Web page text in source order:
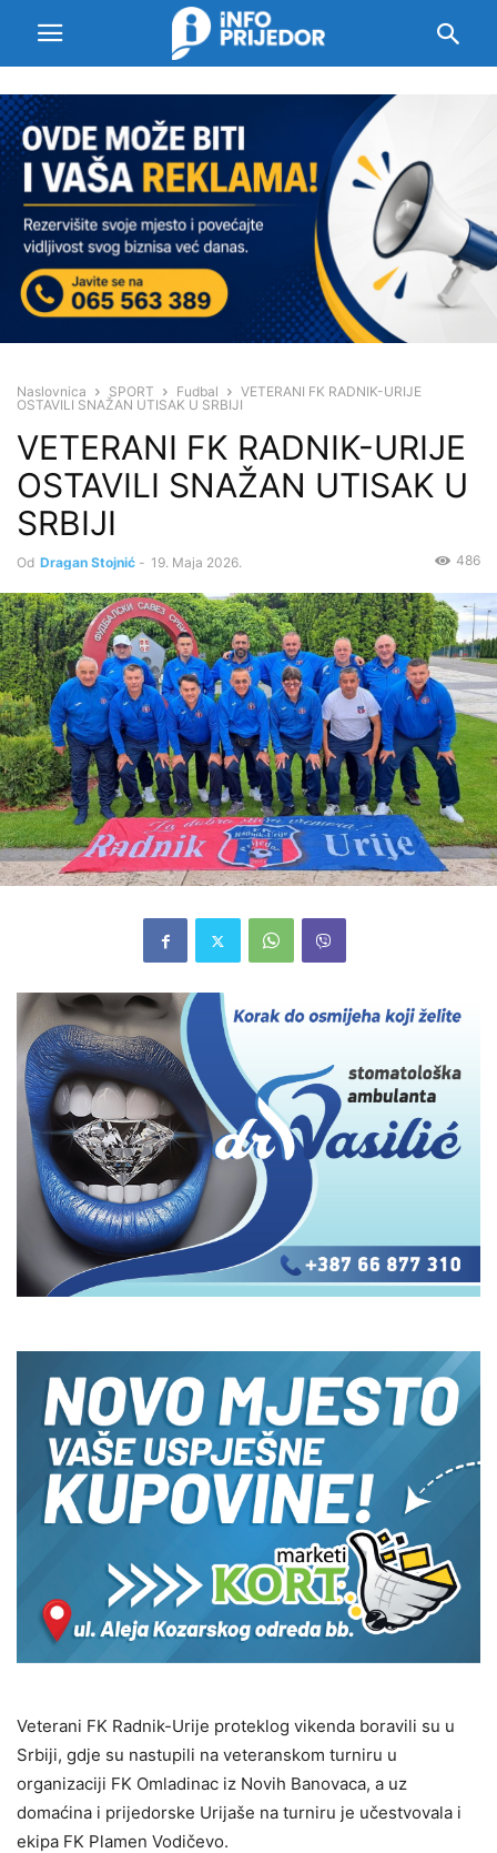
Naslovnica SPORT Fudbal
VETERANI FK RADNIK-URIJE
OSTAVILI SNAŽAN UTISAK U SRBIJI
VETERANI FK RADNIK-URIJE
OSTAVILI SNAŽAN UTISAK U
SRBIJI
Od Dragan Stojnić - 19. Maja 2026. 486
Veterani FK Radnik-Urije proteklog vikenda boravili su u
Srbiji, gdje su nastupili na veteranskom turniru u
organizaciji FK Omladinac iz Novih Banovaca, a uz
domaćina i prijedorske Urijaše na turniru je učestvovala i
ekipa FK Plamen Vodičevo.